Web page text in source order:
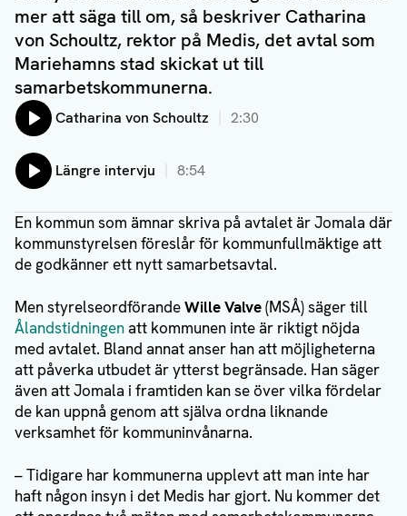
mer att säga till om, så beskriver Catharina
von Schoultz, rektor på Medis, det avtal som
Mariehamns stad skickat ut till
samarbetskommunerna.
Lyssna på:
Catharina von Schoultz 2:30
Lyssna på:
Längre intervju 8:54
En kommun som ämnar skriva på avtalet är Jomala där
kommunstyrelsen föreslår för kommunfullmäktige att
de godkänner ett nytt samarbetsavtal.
Men styrelseordförandeWille Valve(MSÅ) säger till
Ålandstidningenatt kommunen inte är riktigt nöjda
med avtalet. Bland annat anser han att möjligheterna
att påverka utbudet är ytterst begränsade. Han säger
även att Jomala i framtiden kan se över vilka fördelar
de kan uppnå genom att själva ordna liknande
verksamhet för kommuninvånarna.
– Tidigare har kommunerna upplevt att man inte har
haft någon insyn i det Medis har gjort. Nu kommer det